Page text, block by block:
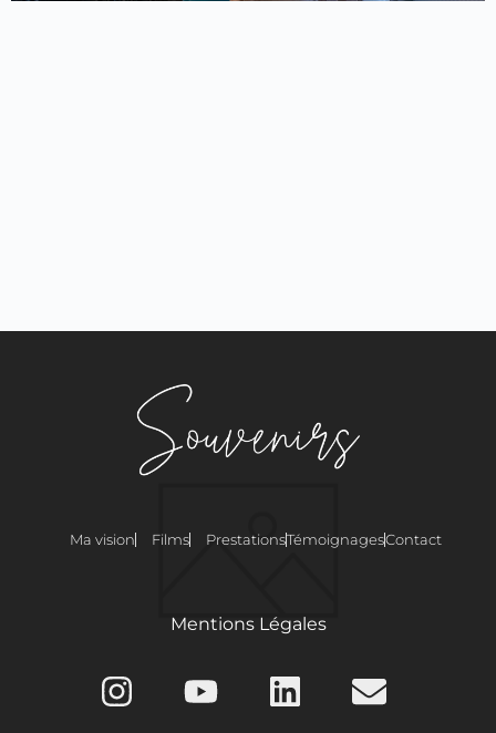
Ma vision Films PrestationsTémoignagesContact
Mentions Légales